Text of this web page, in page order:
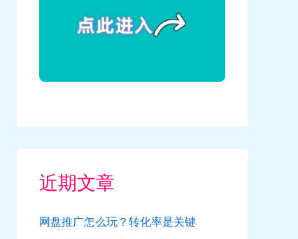
近期文章
网盘推广怎么玩？转化率是关键